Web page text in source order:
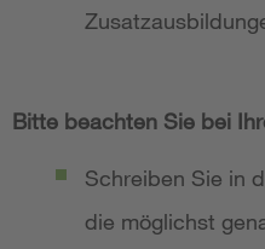
Bitte beachten Sie bei
Schreiben Sie in
die möglichst